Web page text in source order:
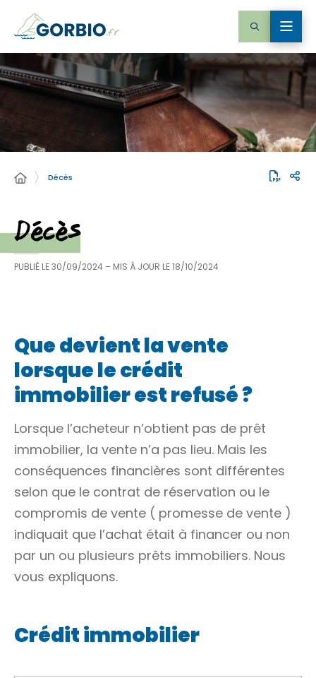
Décès
Décès
PUBLIÉ LE30/09/2024 – MIS À JOUR LE18/10/2024
Que devient la vente
lorsque le crédit
immobilier est refusé ?
Lorsque l’acheteur n’obtient pas de prêt
immobilier, la vente n’a pas lieu. Mais les
conséquences financières sont différentes
selon que le contrat de réservation ou le
compromis de vente ( promesse de vente )
indiquait que l’achat était à financer ou non
par un ou plusieurs prêts immobiliers. Nous
vous expliquons.
Crédit immobilier